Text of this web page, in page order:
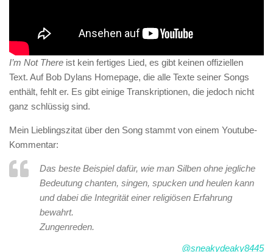
I’m Not There ist kein fertiges Lied, es gibt keinen offiziellen
Text. Auf Bob Dylans Homepage, die alle Texte seiner Songs
enthält, fehlt er. Es gibt einige Transkriptionen, die jedoch nicht
ganz schlüssig sind.
Mein Lieblingszitat über den Song stammt von einem Youtube-
Kommentar:
Das beste Beispiel dafür, wie man Silben ohne jegliche
Bedeutung chanten, singen, spucken und heulen kann
und dabei die Integrität einer religiösen Erfahrung
bewahrt.
Zungenreden.
@sneakydeaky8445